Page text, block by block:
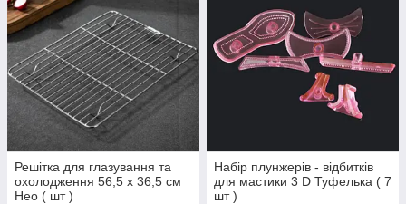
Решітка для глазування та
охолодження 56,5 х 36,5 см
Нео ( шт )
Набір плунжерів - відбитків
для мастики 3 D Туфелька ( 7
шт )